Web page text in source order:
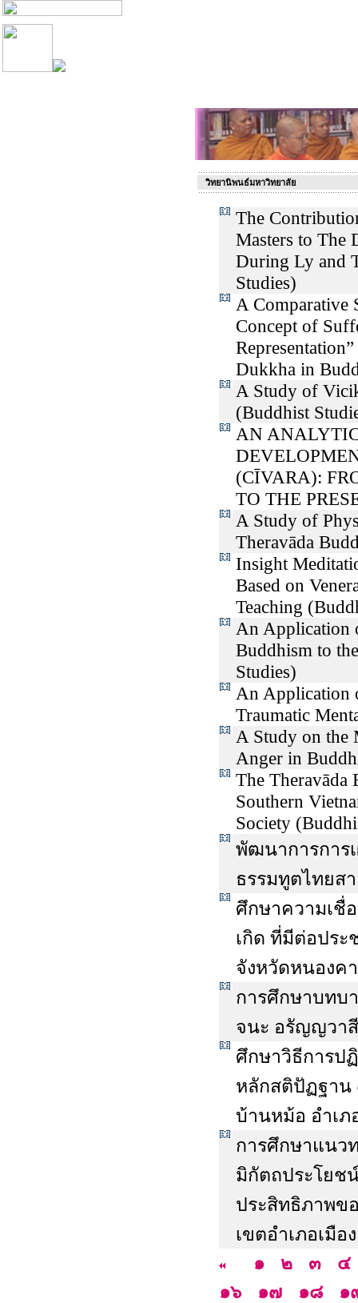
วิทยานิพนธ์มหาวิทยาลัย
The
Masters to The
During Ly and
Studies)
A Comparative
Concept of
Dukkha in
A Study of
(Buddhist
AN
(CĪVARA):
TO THE
A Study of
Theravāda
Insight
Based on
Teaching
An Application
Buddhism to
Studies)
An Application
Traumatic
A Study on the
Anger in
The Theravāda
Southern
Society
พัฒนาการการ
ธรรมทูตไทยส
ศึกษาความเชื่
เกิด ที่มีต่อประ
จังหวัดหนองค
การศึกษาบทบ
จนะ อรัญญวาสี
ศึกษาวิธีการป
หลักสติปัฏฐาน
บ้านหม้อ อำเภ
การศึกษาแนว
มิกัตถประโยช
ประสิทธิภาพข
เขตอำเภอเมื
๑
๒ ๓
๔
๑๖
๑๗ ๑๘
๑